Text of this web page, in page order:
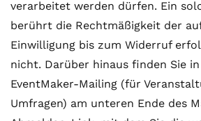
verarbeitet werden dürfen. Ein
berührt die Rechtmäßigkeit der
Einwilligung bis zum Widerruf
nicht. Darüber hinaus finden Sie
EventMaker-Mailing (für
Umfragen) am unteren Ende des